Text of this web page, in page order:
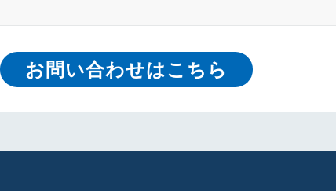
お問い合わせはこちら